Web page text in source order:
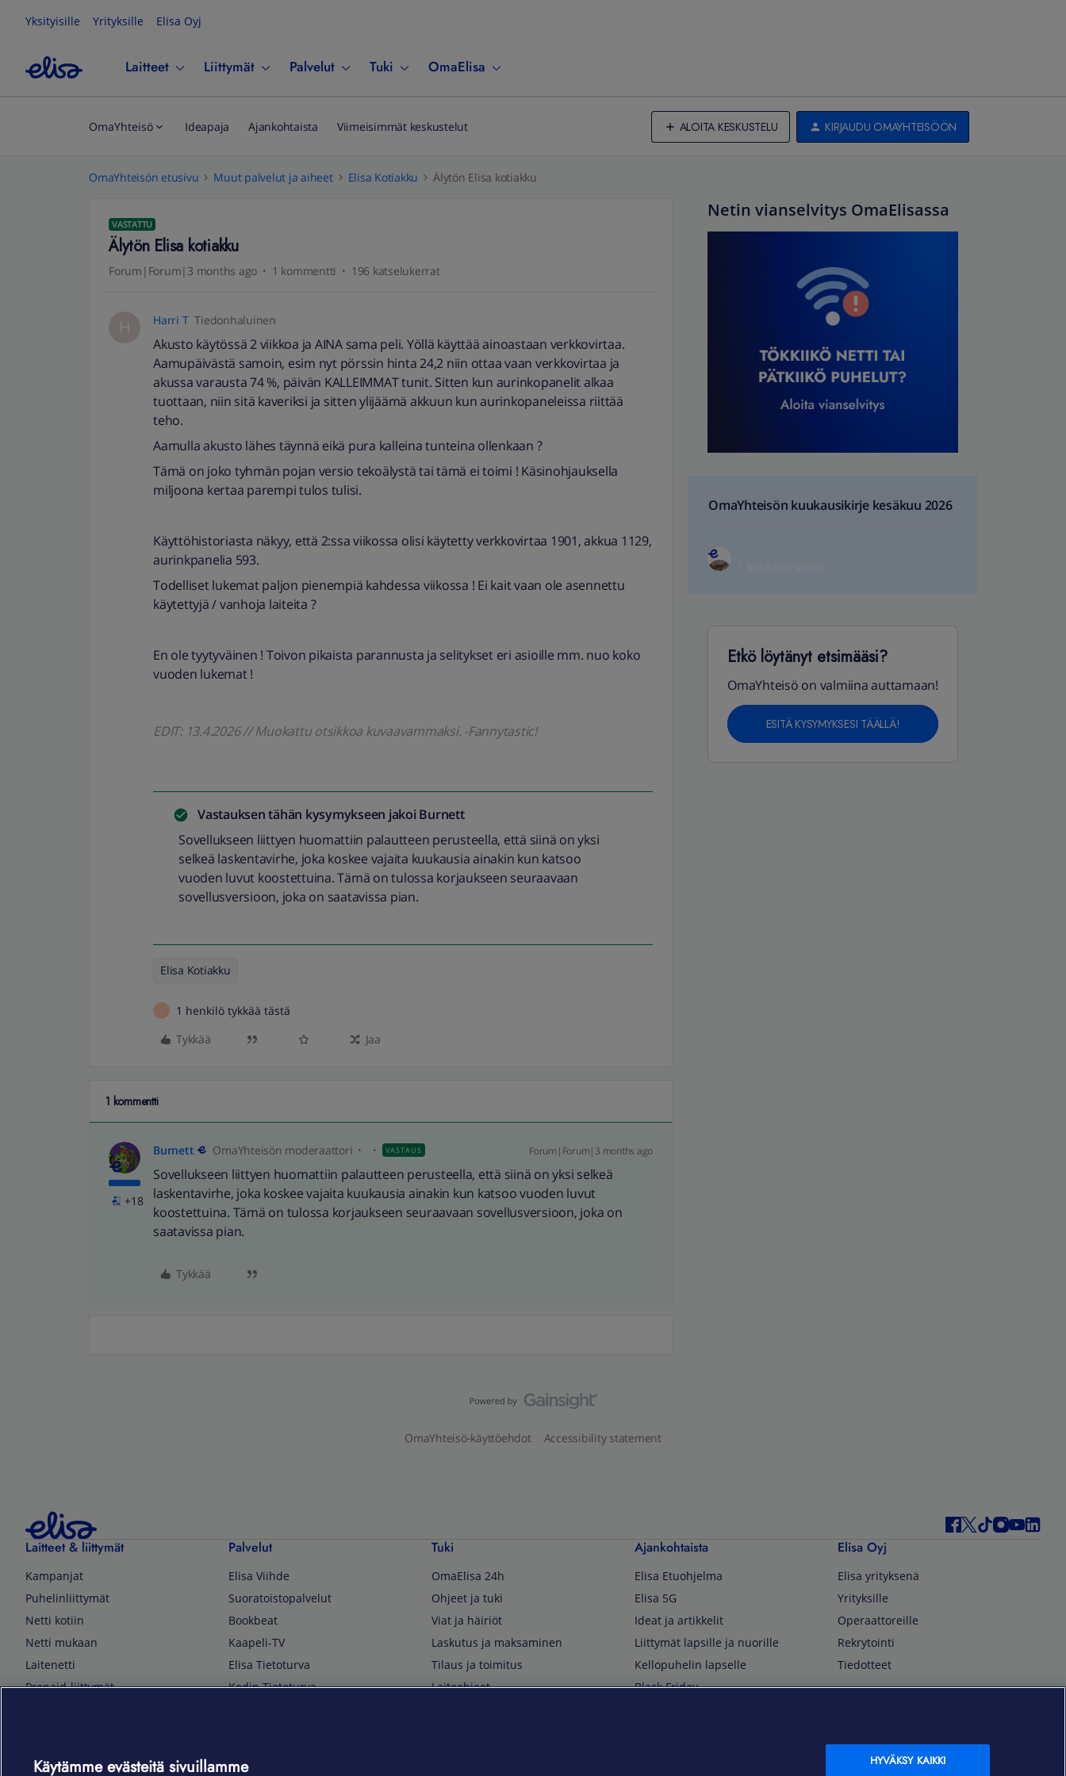
Yksityisille Yrityksille Elisa Oyj
Laitteet Liittymät Palvelut Tuki OmaElisa
OmaYhteisö Ideapaja Ajankohtaista Viimeisimmät keskustelut ALOITA KESKUSTELU KIRJAUDU OMAYHTEISÖÖN
OmaYhteisön etusivu Muut palvelut ja aiheet Elisa Kotiakku Älytön Elisa kotiakku
VASTATTU
Älytön Elisa kotiakku
Forum|Forum|3 months ago 1 kommentti 196 katselukerrat
H Harri T Tiedonhaluinen
Akusto käytössä 2 viikkoa ja AINA sama peli. Yöllä käyttää ainoastaan verkkovirtaa.
Aamupäivästä samoin, esim nyt pörssin hinta 24,2 niin ottaa vaan verkkovirtaa ja
akussa varausta 74 %, päivän KALLEIMMAT tunit. Sitten kun aurinkopanelit alkaa
tuottaan, niin sitä kaveriksi ja sitten ylijäämä akkuun kun aurinkopaneleissa riittää
teho.
Aamulla akusto lähes täynnä eikä pura kalleina tunteina ollenkaan ?
Tämä on joko tyhmän pojan versio tekoälystä tai tämä ei toimi ! Käsinohjauksella
miljoona kertaa parempi tulos tulisi.
Käyttöhistoriasta näkyy, että 2:ssa viikossa olisi käytetty verkkovirtaa 1901, akkua 1129,
aurinkpanelia 593.
Todelliset lukemat paljon pienempiä kahdessa viikossa ! Ei kait vaan ole asennettu
käytettyjä / vanhoja laiteita ?
En ole tyytyväinen ! Toivon pikaista parannusta ja selitykset eri asioille mm. nuo koko
vuoden lukemat !
EDIT: 13.4.2026 // Muokattu otsikkoa kuvaavammaksi. -Fannytastic!
Vastauksen tähän kysymykseen jakoi Burnett
Sovellukseen liittyen huomattiin palautteen perusteella, että siinä on yksi
selkeä laskentavirhe, joka koskee vajaita kuukausia ainakin kun katsoo
vuoden luvut koostettuina. Tämä on tulossa korjaukseen seuraavaan
sovellusversioon, joka on saatavissa pian.
Elisa Kotiakku
1 henkilö tykkää tästä
Tykkää
Jaa
1 kommentti
+18
Burnett OmaYhteisön moderaattori VASTAUS Forum|Forum|3 months ago
Sovellukseen liittyen huomattiin palautteen perusteella, että siinä on yksi selkeä
laskentavirhe, joka koskee vajaita kuukausia ainakin kun katsoo vuoden luvut
koostettuina. Tämä on tulossa korjaukseen seuraavaan sovellusversioon, joka on
saatavissa pian.
Tykkää
Netin vianselvitys OmaElisassa
OmaYhteisön kuukausikirje kesäkuu 2026
Etkö löytänyt etsimääsi?
OmaYhteisö on valmiina auttamaan!
ESITÄ KYSYMYKSESI TÄÄLLÄ!
OmaYhteisö-käyttöehdot Accessibility statement
Laitteet & liittymät
Kampanjat
Puhelinliittymät
Netti kotiin
Netti mukaan
Laitenetti
Prepaid-liittymät
Palvelut
Elisa Viihde
Suoratoistopalvelut
Bookbeat
Kaapeli-TV
Elisa Tietoturva
Kodin Tietoturva
Tuki
OmaElisa 24h
Ohjeet ja tuki
Viat ja häiriöt
Laskutus ja maksaminen
Tilaus ja toimitus
Laiteohjeet
Ajankohtaista
Elisa Etuohjelma
Elisa 5G
Ideat ja artikkelit
Liittymät lapsille ja nuorille
Kellopuhelin lapselle
Black Friday
Elisa Oyj
Elisa yrityksenä
Yrityksille
Operaattoreille
Rekrytointi
Tiedotteet
OmaElisa Self Service
Käytämme evästeitä sivuillamme HYVÄKSY KAIKKI